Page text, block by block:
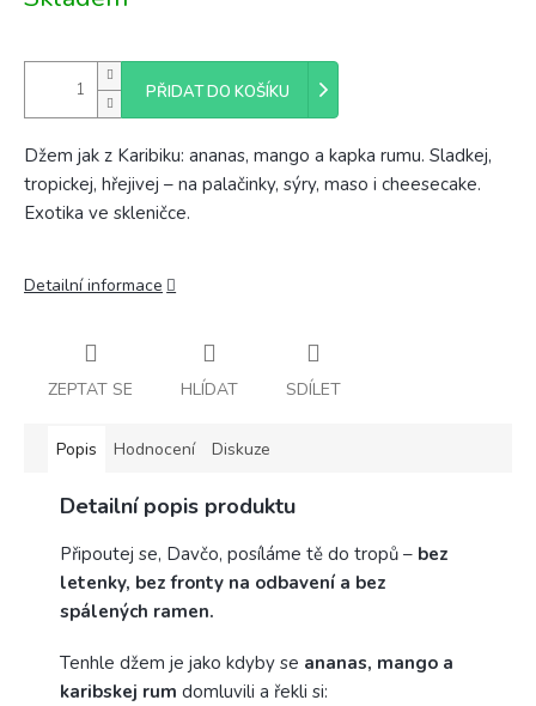
PŘIDAT DO KOŠÍKU
Džem jak z Karibiku: ananas, mango a kapka rumu. Sladkej,
tropickej, hřejivej – na palačinky, sýry, maso i cheesecake.
Exotika ve skleničce.
Detailní informace
ZEPTAT SE HLÍDAT SDÍLET
Popis Hodnocení Diskuze
Detailní popis produktu
Připoutej se, Davčo, posíláme tě do tropů – bez
letenky, bez fronty na odbavení a bez
spálených ramen.
Tenhle džem je jako kdyby se ananas, mango a
karibskej rum domluvili a řekli si: